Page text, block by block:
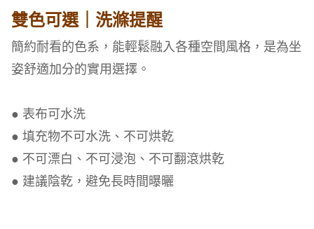
雙色可選｜洗滌提醒
簡約耐看的色系，能輕鬆融入各種空間風格，是為坐
姿舒適加分的實用選擇。
● 表布可水洗
● 填充物不可水洗、不可烘乾
● 不可漂白、不可浸泡、不可翻滾烘乾
● 建議陰乾，避免長時間曝曬